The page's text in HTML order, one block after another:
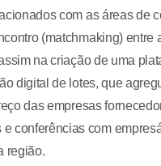
com as áreas de
(matchmaking) entre
na criação de uma
digital de lotes, que
das empresas
conferências com
região.